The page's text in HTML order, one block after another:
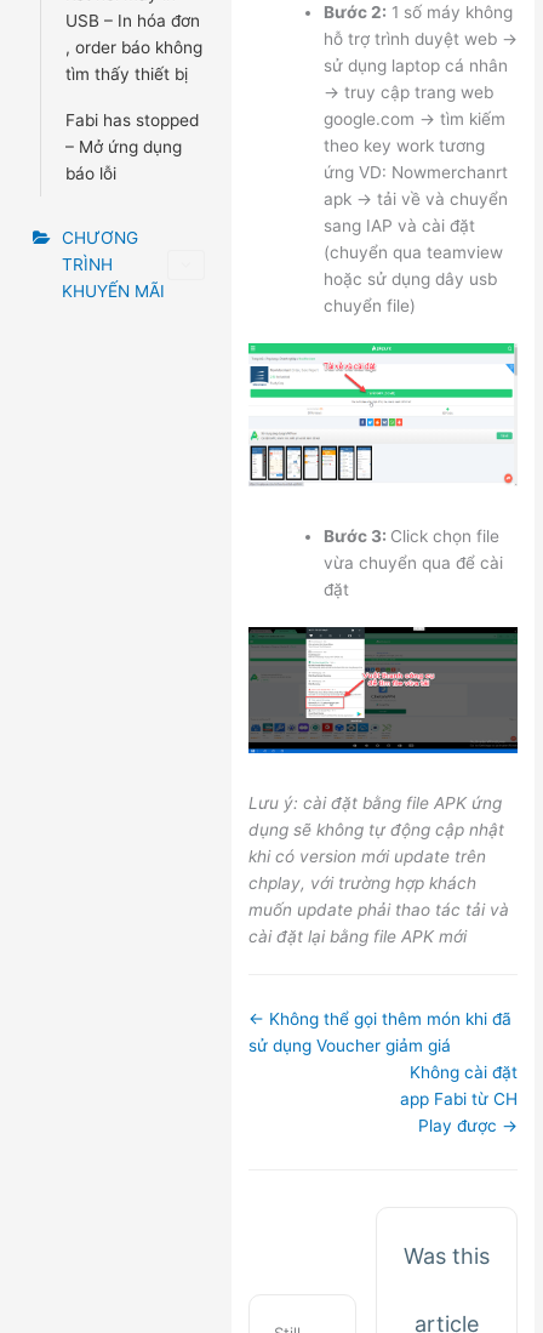
USB – In hóa đơn
, order báo không
tìm thấy thiết bị
Fabi has stopped
– Mở ứng dụng
báo lỗi
CHƯƠNG
TRÌNH
KHUYẾN MÃI
Bước 2: 1 số máy không
hỗ trợ trình duyệt web ->
sử dụng laptop cá nhân
-> truy cập trang web
google.com -> tìm kiếm
theo key work tương
ứng VD: Nowmerchanrt
apk -> tải về và chuyển
sang IAP và cài đặt
(chuyển qua teamview
hoặc sử dụng dây usb
chuyển file)
Bước 3: Click chọn file
vừa chuyển qua để cài
đặt
Lưu ý: cài đặt bằng file APK ứng
dụng sẽ không tự động cập nhật
khi có version mới update trên
chplay, với trường hợp khách
muốn update phải thao tác tải và
cài đặt lại bằng file APK mới
Doc
navigation
← Không thể gọi thêm món khi đã
sử dụng Voucher giảm giá
Không cài đặt
app Fabi từ CH
Play được →
Was this
article